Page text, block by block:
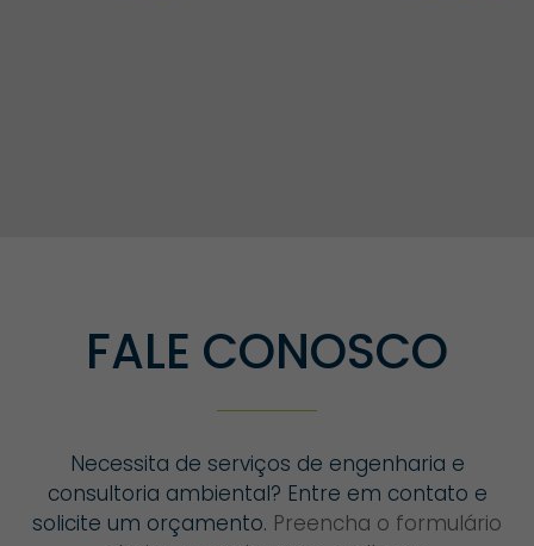
FALE CONOSCO
Necessita de serviços de engenharia e
consultoria ambiental? Entre em contato e
solicite um orçamento. Preencha o formulário